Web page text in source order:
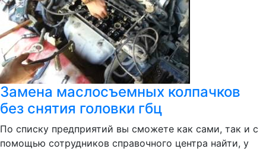
Замена маслосъемных колпачков
без снятия головки гбц
По списку предприятий вы сможете как сами, так и с
помощью сотрудников справочного центра найти, у